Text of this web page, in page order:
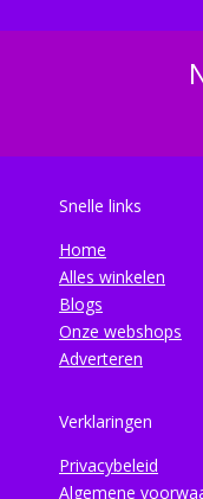
Snelle links
Home
Alles winkelen
Blogs
Onze webshops
Adverteren
Verklaringen
Privacybeleid
Algemene